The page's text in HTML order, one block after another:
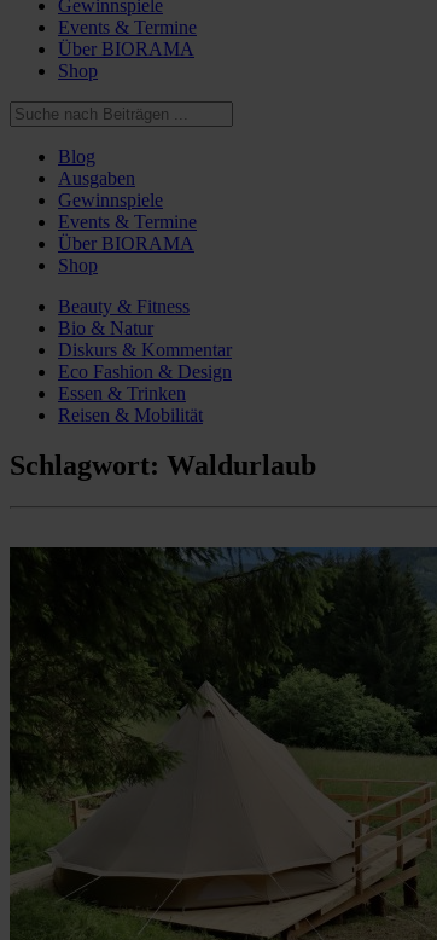
Gewinnspiele
Events & Termine
Über BIORAMA
Shop
Blog
Ausgaben
Gewinnspiele
Events & Termine
Über BIORAMA
Shop
Beauty & Fitness
Bio & Natur
Diskurs & Kommentar
Eco Fashion & Design
Essen & Trinken
Reisen & Mobilität
Schlagwort: Waldurlaub